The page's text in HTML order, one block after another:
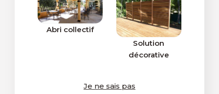
Abri collectif
Solution
décorative
Je ne sais pas